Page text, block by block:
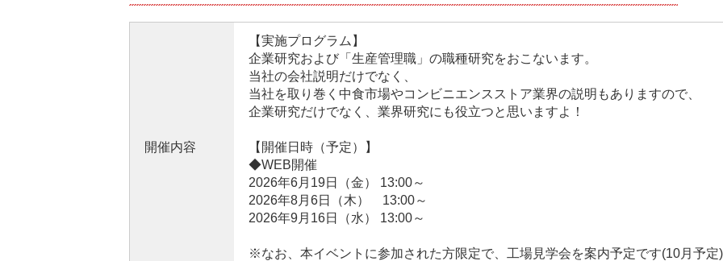
開催内容
【実施プログラム】
企業研究および「生産管理職」の職種研究をおこないます。
当社の会社説明だけでなく、
当社を取り巻く中食市場やコンビニエンスストア業界の説明もありますので、
企業研究だけでなく、業界研究にも役立つと思いますよ！
【開催日時（予定）】
◆WEB開催
2026年6月19日（金） 13:00～
2026年8月6日（木） 13:00～
2026年9月16日（水） 13:00～
※なお、本イベントに参加された方限定で、工場見学会を案内予定です(10月予定